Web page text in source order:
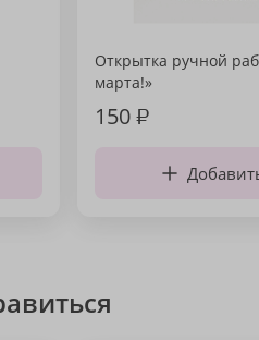
Открытка ручной
марта!»
150₽